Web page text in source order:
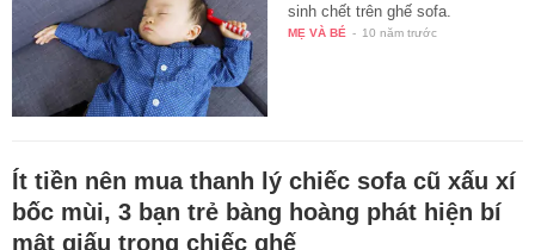
sinh chết trên ghế sofa.
MẸ VÀ BÉ - 10 năm trước
Ít tiền nên mua thanh lý chiếc sofa cũ xấu xí
bốc mùi, 3 bạn trẻ bàng hoàng phát hiện bí
mật giấu trong chiếc ghế